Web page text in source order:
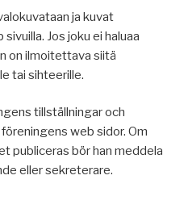
ja kuvat
Jos joku ei haluaa
on ilmoitettava siitä
tai sihteerille.
tillställningar och
web sidor. Om
publiceras bör han meddela
eller sekreterare.